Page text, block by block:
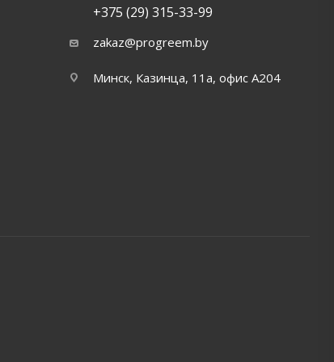
+375 (29) 315-33-99
zakaz@progreem.by
Минск, Казинца, 11а, офис А204